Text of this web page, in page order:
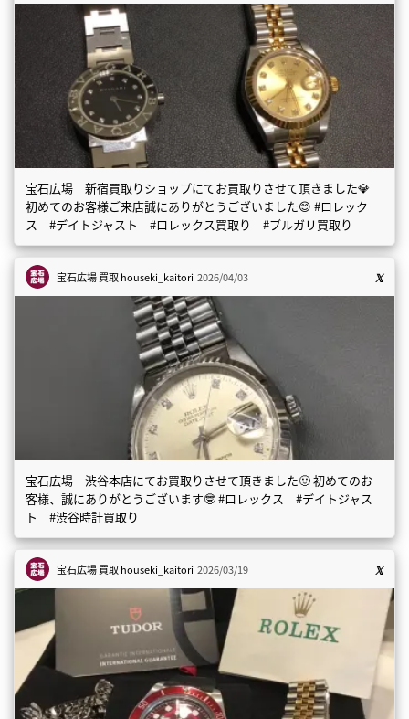
宝石広場 新宿買取りショップにてお買取りさせて頂きました💎
初めてのお客様ご来店誠にありがとうございました😊 #ロレック
ス #デイトジャスト #ロレックス買取り #ブルガリ買取り
宝石広場 買取houseki_kaitori 2026/04/03
宝石広場 渋谷本店にてお買取りさせて頂きました🙂 初めてのお
客様、誠にありがとうございます🤓 #ロレックス #デイトジャス
ト #渋谷時計買取り
宝石広場 買取houseki_kaitori 2026/03/19